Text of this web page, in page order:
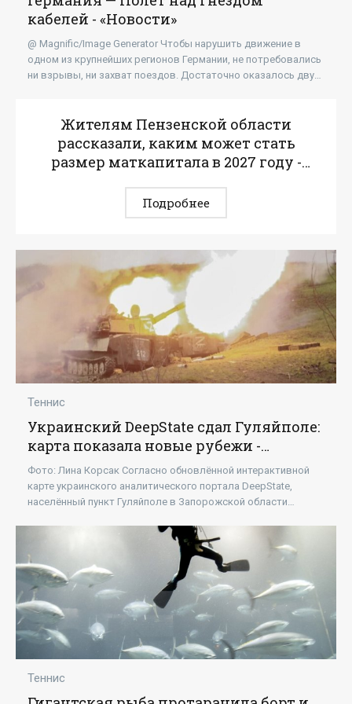
кабелей - «Новости»
@ Magnific/Image Generator Чтобы нарушить движение в
одном из крупнейших регионов Германии, не потребовались
ни взрывы, ни захват поездов. Достаточно оказалось двух
Жителям Пензенской области
рассказали, каким может стать
размер маткапитала в 2027 году -
Подробнее
Теннис
Украинский DeepState сдал Гуляйполе:
карта показала новые рубежи -
«Новости»
Фото: Лина Корсак Согласно обновлённой интерактивной
карте украинского аналитического портала DeepState,
населённый пункт Гуляйполе в Запорожской области
Теннис